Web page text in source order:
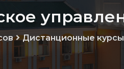
Дистанционные курсы